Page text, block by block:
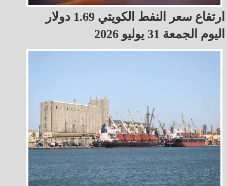
ارتفاع سعر النفط الكويتي 1.69 دولار
اليوم الجمعة 31 يوليو 2026